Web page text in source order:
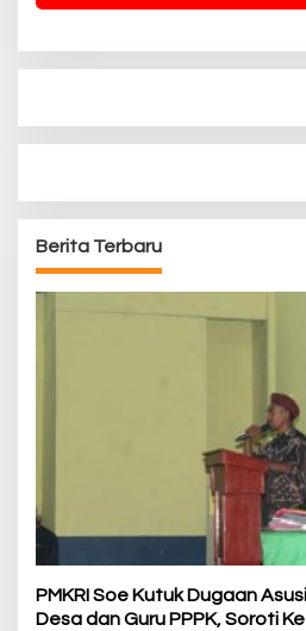
Berita Terbaru
PMKRI Soe Kutuk Dugaan
Desa dan Guru PPPK, Soroti